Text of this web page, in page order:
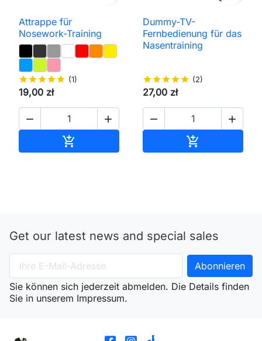
Attrappe für
Nosework-Training
starstarstarstarstar (1)
19,00 zł
 

Dummy-TV-
Fernbedienung für das
Nasentraining
starstarstarstarstar (2)
27,00 zł
 

Get our latest news and special sales
Sie können sich jederzeit abmelden. Die Details finden
Sie in unserem Impressum.